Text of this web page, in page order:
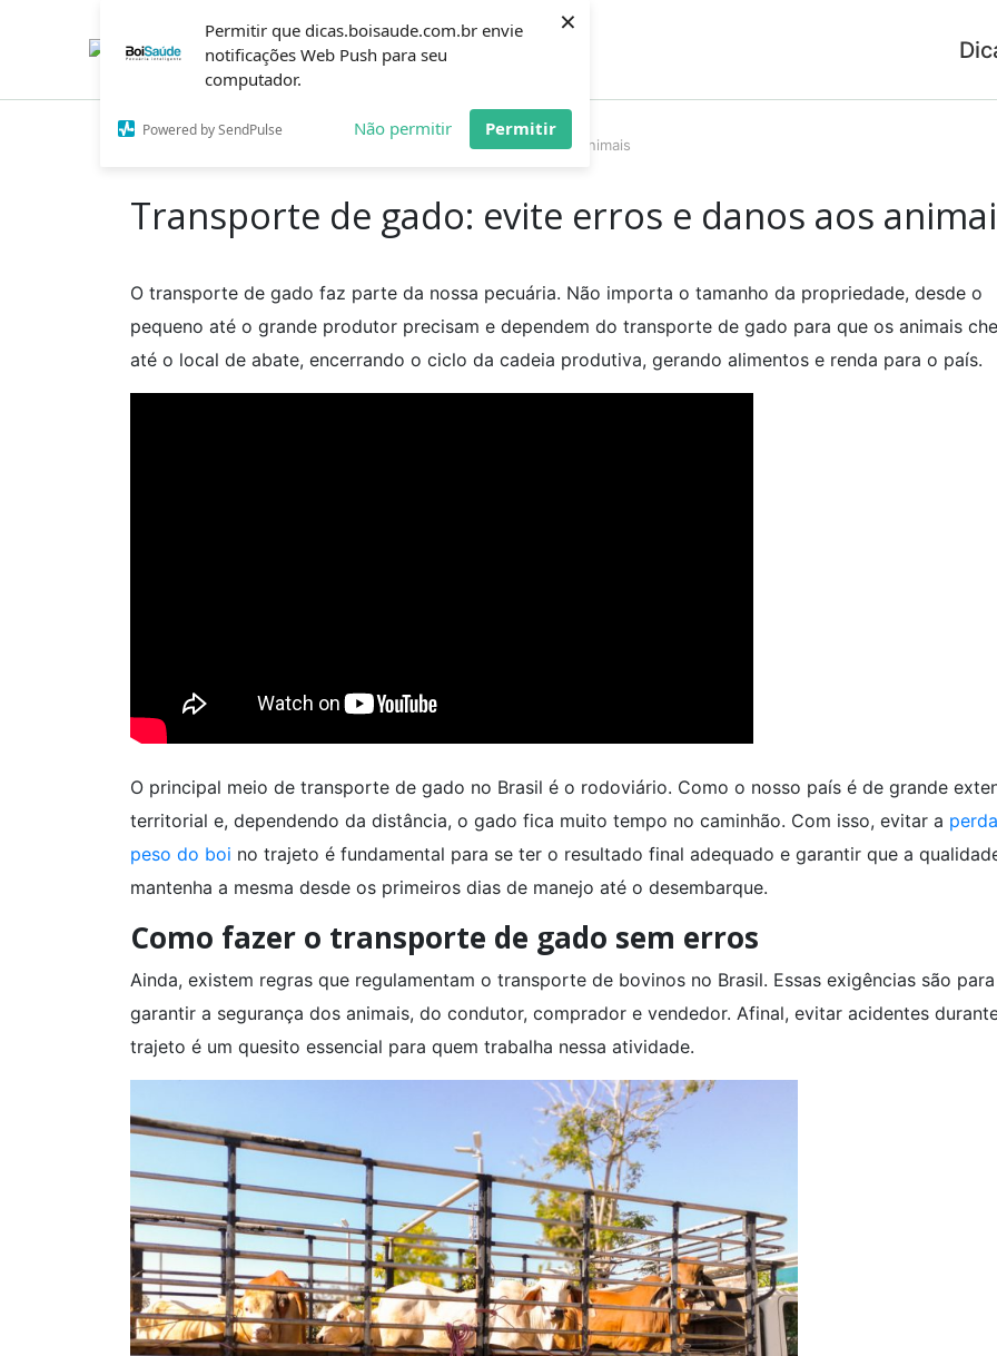
Permitir que dicas.boisaude.com.br envie
notificações Web Push para seu
computador.
Powered by SendPulse Não permitir Permitir
×
Transporte de gado: evite erros e danos aos animais
Transporte de gado: evite erros e danos aos
O transporte de gado faz parte da nossa pecuária. Não importa o tamanho da propriedade, desde o
pequeno até o grande produtor precisam e dependem do transporte de gado para que os animais
até o local de abate, encerrando o ciclo da cadeia produtiva, gerando alimentos e renda para o país.
O principal meio de transporte de gado no Brasil é o rodoviário. Como o nosso país é de grande
territorial e, dependendo da distância, o gado fica muito tempo no caminhão. Com isso, evitar a
peso do boi no trajeto é fundamental para se ter o resultado final adequado e garantir que a
mantenha a mesma desde os primeiros dias de manejo até o desembarque.
Como fazer o transporte de gado sem erros
Ainda, existem regras que regulamentam o transporte de bovinos no Brasil. Essas exigências são para
garantir a segurança dos animais, do condutor, comprador e vendedor. Afinal, evitar acidentes
trajeto é um quesito essencial para quem trabalha nessa atividade.